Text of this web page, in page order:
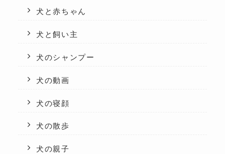
犬と赤ちゃん
犬と飼い主
犬のシャンプー
犬の動画
犬の寝顔
犬の散歩
犬の親子